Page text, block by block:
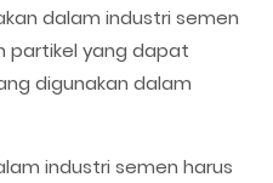
dalam industri semen
partikel yang dapat
digunakan dalam
industri semen harus